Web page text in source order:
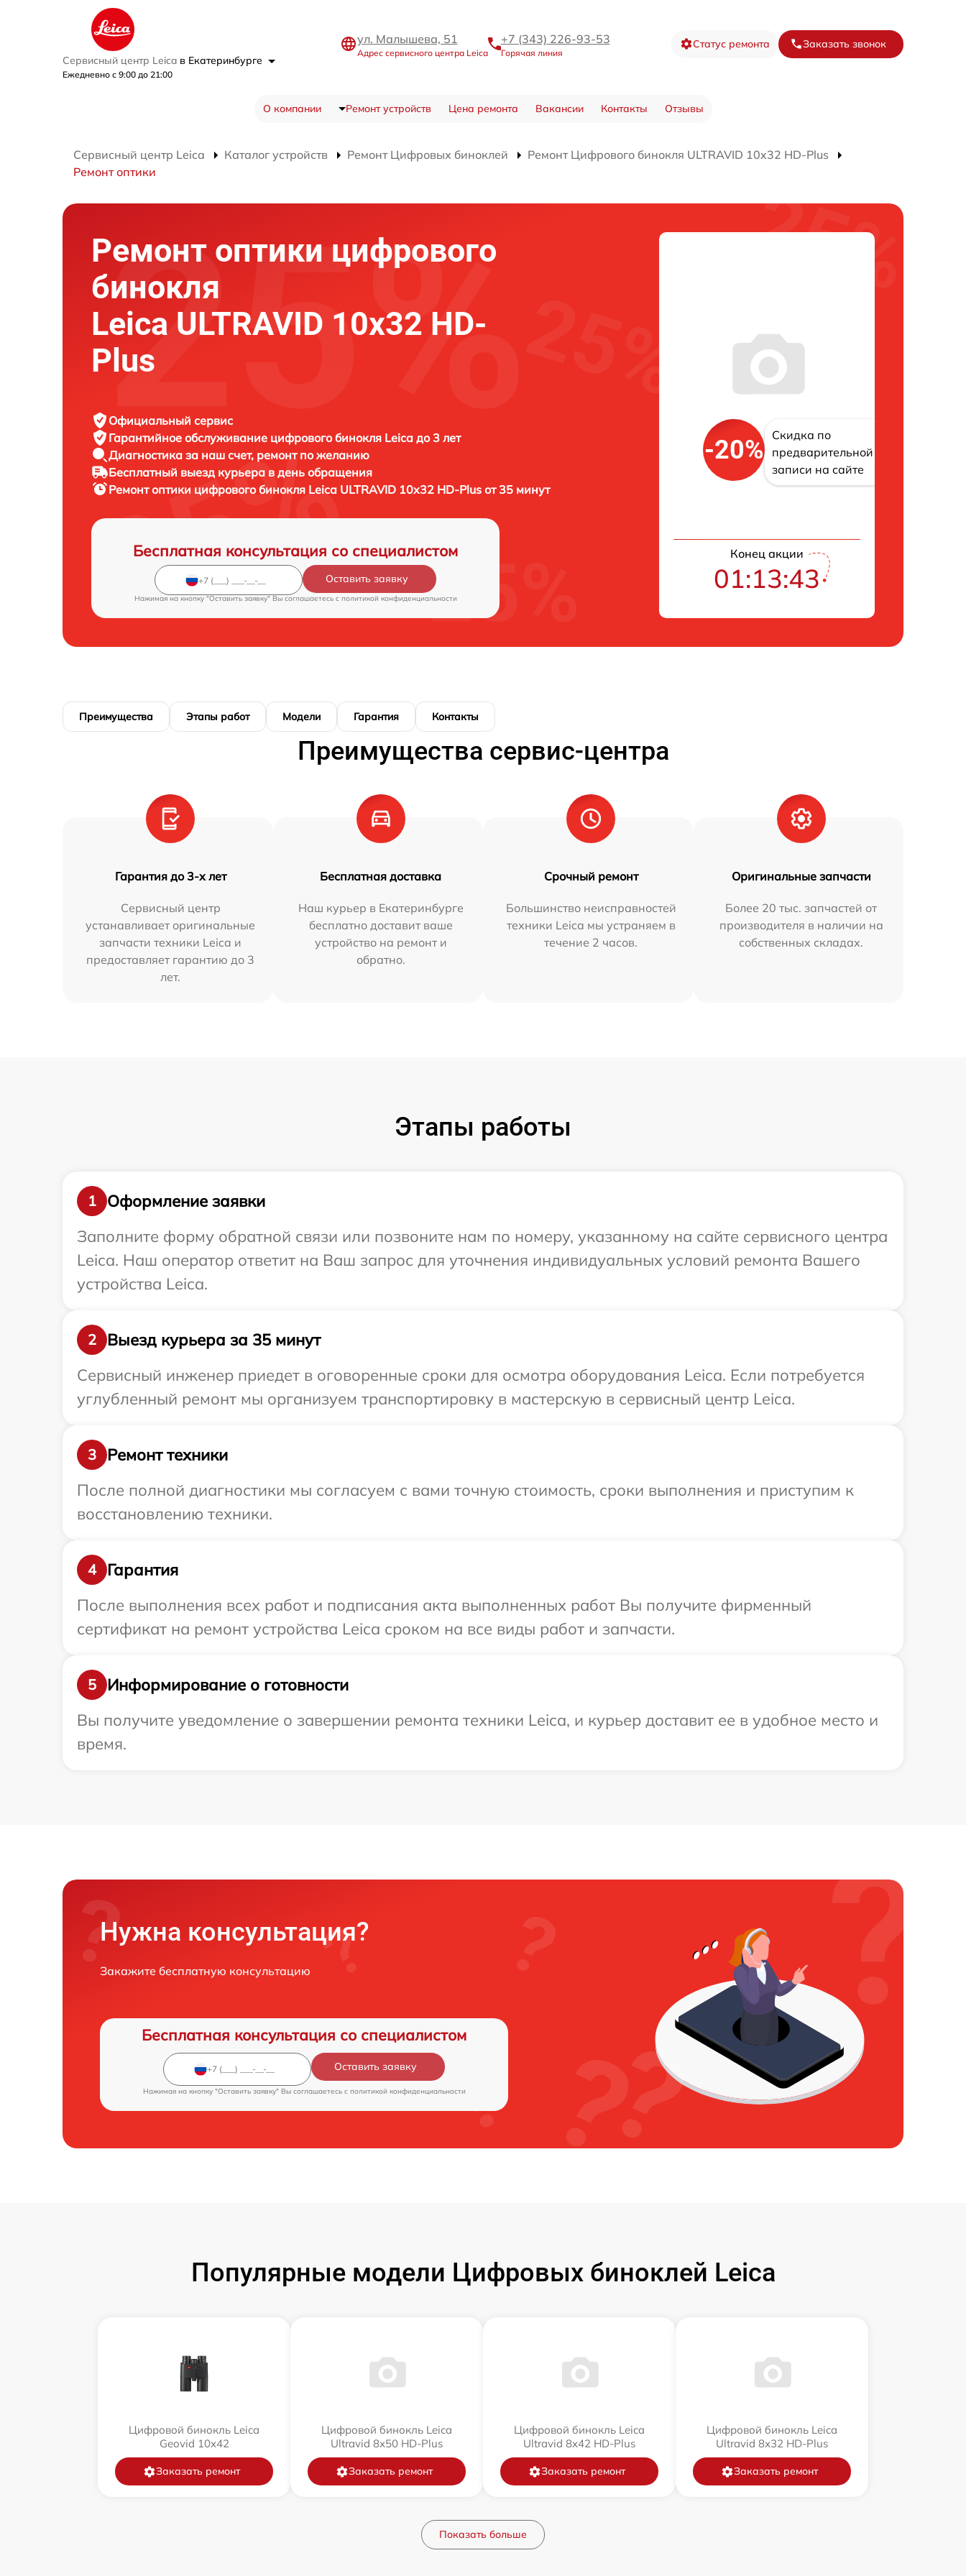
Сервисный центр Leica в Екатеринбурге
Ежедневно с 9:00 до 21:00
ул. Малышева, 51
Адрес сервисного центра Leica
+7 (343) 226-93-53
Горячая линия
Статус ремонта Заказать звонок
О компании Ремонт устройств Цена ремонта Вакансии Контакты Отзывы
Сервисный центр Leica Каталог устройств Ремонт Цифровых биноклей
Ремонт Цифрового бинокля ULTRAVID 10x32 HD-Plus
Ремонт оптики
Ремонт оптики цифрового
бинокля
Leica ULTRAVID 10x32 HD-
Plus
Официальный сервис
Гарантийное обслуживание цифрового бинокля Leica до 3 лет
Диагностика за наш счет, ремонт по желанию
Бесплатный выезд курьера в день обращения
Ремонт оптики цифрового бинокля Leica ULTRAVID 10x32 HD-Plus от 35 минут
Бесплатная консультация со специалистом
Оставить заявку
Нажимая на кнопку "Оставить заявку" Вы соглашаетесь c политикой конфиденциальности
-20%
Скидка по
предварительной
записи на сайте
Конец акции
01:13:42
Преимущества Этапы работ Модели Гарантия Контакты
Преимущества сервис-центра
Гарантия до 3-х лет
Сервисный центр
устанавливает оригинальные
запчасти техники Leica и
предоставляет гарантию до 3
лет.
Бесплатная доставка
Наш курьер в Екатеринбурге
бесплатно доставит ваше
устройство на ремонт и
обратно.
Срочный ремонт
Большинство неисправностей
техники Leica мы устраняем в
течение 2 часов.
Оригинальные запчасти
Более 20 тыс. запчастей от
производителя в наличии на
собственных складах.
Этапы работы
1
Оформление заявки
Заполните форму обратной связи или позвоните нам по номеру, указанному на сайте сервисного центра
Leica. Наш оператор ответит на Ваш запрос для уточнения индивидуальных условий ремонта Вашего
устройства Leica.
2
Выезд курьера за 35 минут
Сервисный инженер приедет в оговоренные сроки для осмотра оборудования Leica. Если потребуется
углубленный ремонт мы организуем транспортировку в мастерскую в сервисный центр Leica.
3
Ремонт техники
После полной диагностики мы согласуем с вами точную стоимость, сроки выполнения и приступим к
восстановлению техники.
4
Гарантия
После выполнения всех работ и подписания акта выполненных работ Вы получите фирменный
сертификат на ремонт устройства Leica сроком на все виды работ и запчасти.
5
Информирование о готовности
Вы получите уведомление о завершении ремонта техники Leica, и курьер доставит ее в удобное место и
время.
Нужна консультация?
Закажите бесплатную консультацию
Бесплатная консультация со специалистом
Оставить заявку
Нажимая на кнопку "Оставить заявку" Вы соглашаетесь c политикой конфиденциальности
Популярные модели Цифровых биноклей Leica
Цифровой бинокль Leica
Geovid 10x42
Заказать ремонт
Цифровой бинокль Leica
Ultravid 8x50 HD-Plus
Заказать ремонт
Цифровой бинокль Leica
Ultravid 8x42 HD-Plus
Заказать ремонт
Цифровой бинокль Leica
Ultravid 8x32 HD-Plus
Заказать ремонт
Показать больше